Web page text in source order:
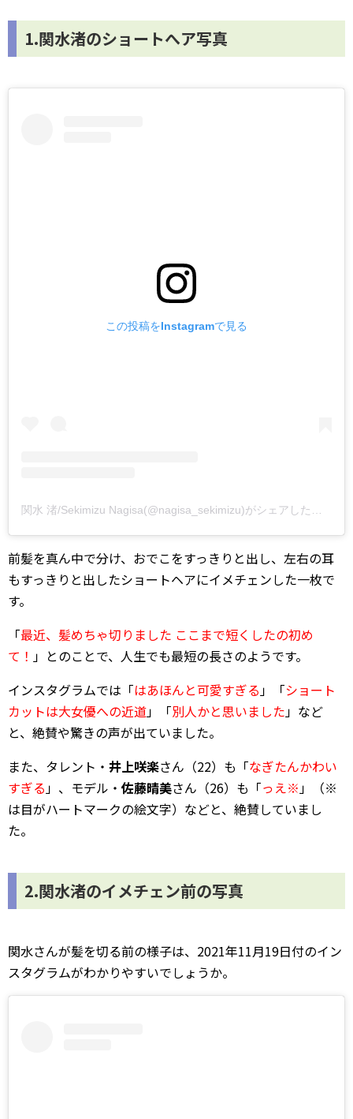
1.関水渚のショートへア写真
この投稿をInstagramで見る
前髪を真ん中で分け、おでこをすっきりと出し、左右の耳
もすっきりと出したショートヘアにイメチェンした一枚で
す。
「最近、髪めちゃ切りました ここまで短くしたの初め
て！ 」とのことで、人生でも最短の長さのようです。
インスタグラムでは「はあほんと可愛すぎる」「ショート
カットは大女優への近道」「別人かと思いました」など
と、絶賛や驚きの声が出ていました。
また、タレント・ 井上咲楽さん（22）も「なぎたんかわい
すぎる」、モデル・ 佐藤晴美さん（26）も「っえ※」（※
は目がハートマークの絵文字）などと、絶賛していまし
た。
2.関水渚のイメチェン前の写真
関水さんが髪を切る前の様子は、2021年11月19日付のイン
スタグラムがわかりやすいでしょうか。